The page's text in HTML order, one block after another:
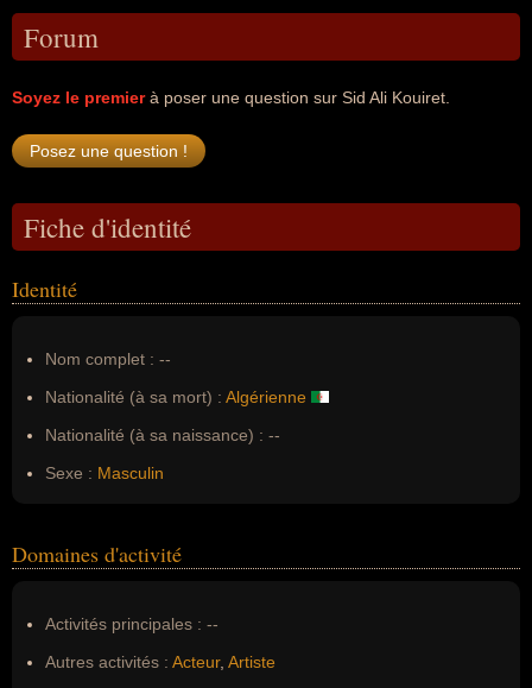
Forum
Soyez le premierà poser une question sur Sid Ali Kouiret.
Fiche d'identité
Identité
Nom complet : --
Nationalité (à sa mort) : Algérienne
Nationalité (à sa naissance) : --
Sexe : Masculin
Domaines d'activité
Activités principales : --
Autres activités : Acteur, Artiste